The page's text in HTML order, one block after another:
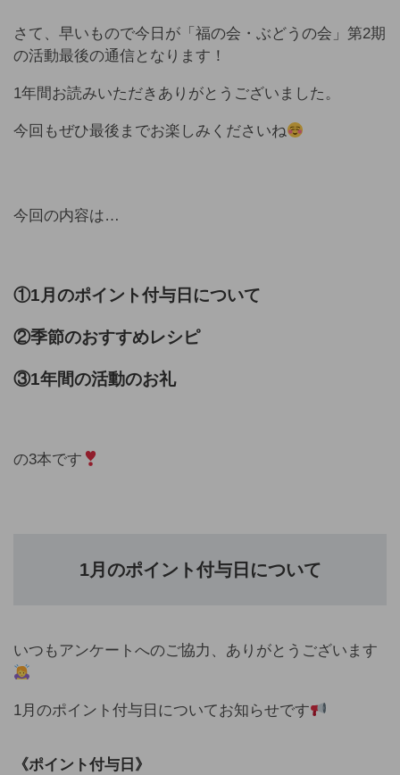
さて、早いもので今日が「福の会・ぶどうの会」第2期
の活動最後の通信となります！
1年間お読みいただきありがとうございました。
今回もぜひ最後までお楽しみくださいね
今回の内容は…
①1月のポイント付与日について
②季節のおすすめレシピ
③1年間の活動のお礼
の3本です
1月のポイント付与日について
いつもアンケートへのご協力、ありがとうございます
1月のポイント付与日についてお知らせです
《ポイント付与日》